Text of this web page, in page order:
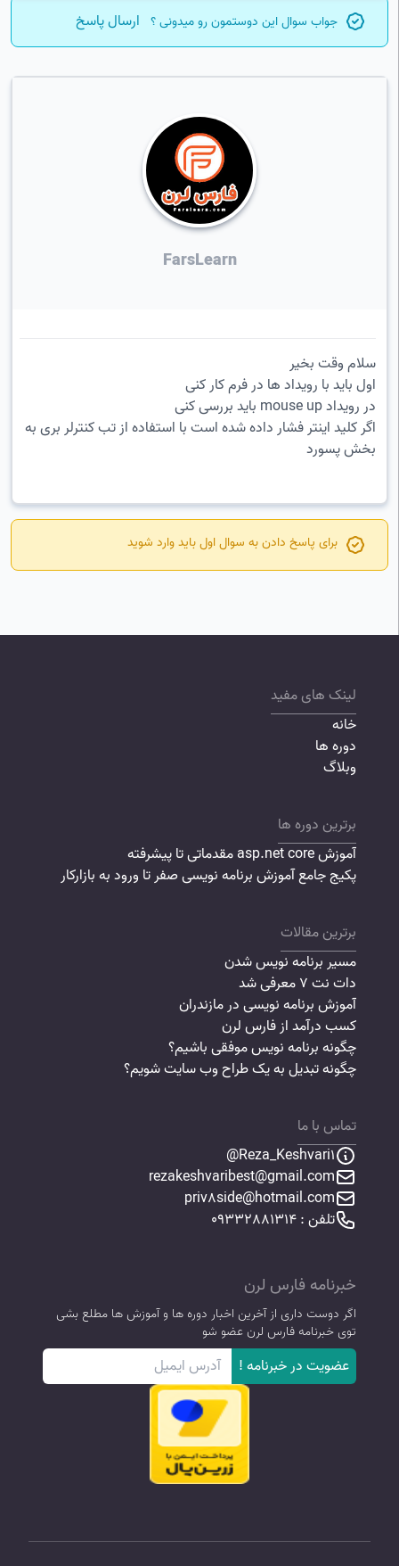
جواب سوال این دوستمون رو میدونی ؟ ارسال پاسخ
FarsLearn
سلام وقت بخیر
اول باید با رویداد ها در فرم کار کنی
در رویداد mouse up باید بررسی کنی
اگر کلید اینتر فشار داده شده است با استفاده از تب کنترلر بری به
بخش پسورد
برای پاسخ دادن به سوال اول بایدوارد شوید
لینک های مفید
خانه
دوره ها
وبلاگ
برترین دوره ها
آموزش asp.net core مقدماتی تا پیشرفته
پکیج جامع آموزش برنامه نویسی صفر تا ورود به بازارکار
برترین مقالات
مسیر برنامه نویس شدن
دات نت 7 معرفی شد
آموزش برنامه نویسی در مازندران
کسب درآمد از فارس لرن
چگونه برنامه نویس موفقی باشیم؟
چگونه تبدیل به یک طراح وب سایت شویم؟
تماس با ما
Reza_Keshvari1@
rezakeshvaribest@gmail.com
priv8side@hotmail.com
تلفن : 09332881314
خبرنامه فارس لرن
اگر دوست داری از آخرین اخبار دوره ها و آموزش ها مطلع بشی
توی خبرنامه فارس لرن عضو شو
عضویت در خبرنامه !